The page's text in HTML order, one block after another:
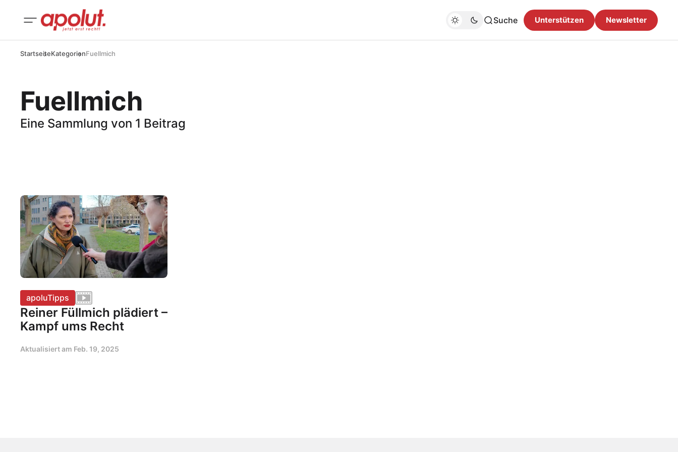
Suche Unterstützen Newsletter
StartseiteKategorienFuellmich
Fuellmich
Eine Sammlung von 1 Beitrag
apoluTipps
Reiner Füllmich plädiert –
Kampf ums Recht
Aktualisiert am Feb. 19, 2025